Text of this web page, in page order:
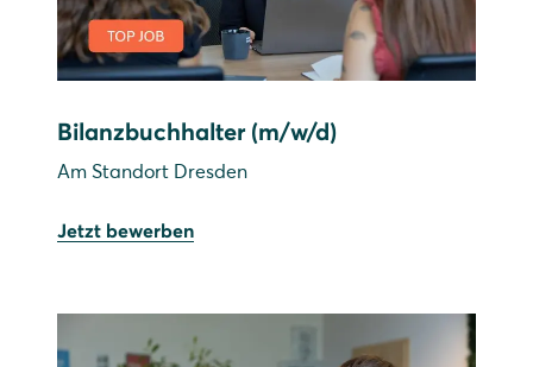
Bilanzbuchhalter (m/w/d)
Am Standort Dresden
Jetzt bewerben